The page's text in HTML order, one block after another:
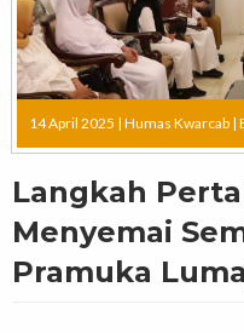
14 April 2025 | Humas Kwarcab |
Langkah
Menyemai
Pramuka